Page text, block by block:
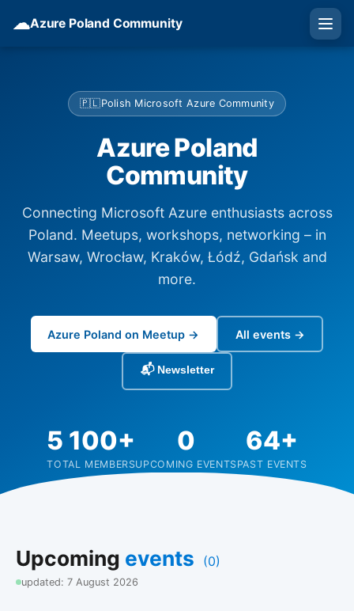
☁Azure Poland Community
🇵🇱Polish Microsoft Azure Community
Azure Poland
Community
Connecting Microsoft Azure enthusiasts across
Poland. Meetups, workshops, networking – in
Warsaw, Wrocław, Kraków, Łódź, Gdańsk and
more.
Azure Poland on Meetup → All events →
📬 Newsletter
5 100+
TOTAL MEMBERS
0
UPCOMING EVENTS
64+
PAST EVENTS
Upcoming events (0)
updated: 7 August 2026